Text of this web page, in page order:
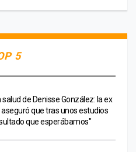
5
de Denisse González: la ex
que tras unos estudios
que esperábamos"